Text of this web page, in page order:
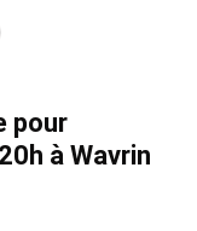
pour
à Wavrin